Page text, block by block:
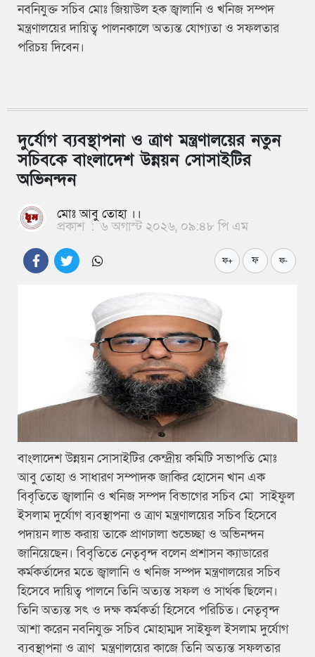
নবনিযুক্ত সচিব মোঃ জিয়াউল হক জ্বালানি ও খনিজ সম্পদ
মন্ত্রণালয়ের দায়িত্ব পালনকালে অত্যন্ত যোগ্যতা ও সফলতার
পরিচয় দিবেন।
দুর্যোগ ব্যবস্থাপনা ও ত্রাণ মন্ত্রণালয়ের নতুন
সচিবকে বাংলাদেশ উন্নয়ন সোসাইটির
অভিনন্দন
মোঃ আবু তোহা ।।
প্রকাশ : ৬ অগাস্ট ২০২৬, ০৯:৪৮ পি এম
ফ+ ফ ফ-
বাংলাদেশ উন্নয়ন সোসাইটির কেন্দ্রীয় কমিটি সভাপতি মোঃ
আবু তোহা ও সাধারণ সম্পাদক জাকির হোসেন খান এক
বিবৃতিতে জ্বালানি ও খনিজ সম্পদ বিভাগের সচিব মো সাইফুল
ইসলাম দুর্যোগ ব্যবস্থাপনা ও ত্রাণ মন্ত্রণালয়ের সচিব হিসেবে
পদায়ন লাভ করায় তাকে প্রাণঢালা শুভেচ্ছা ও অভিনন্দন
জানিয়েছেন। বিবৃতিতে নেতৃবৃন্দ বলেন প্রশাসন ক্যাডারের
কর্মকর্তাদের মতে জ্বালানি ও খনিজ সম্পদ মন্ত্রণালয়ের সচিব
হিসেবে দায়িত্ব পালনে তিনি অত্যন্ত সফল ও সার্থক ছিলেন।
তিনি অত্যন্ত সৎ ও দক্ষ কর্মকর্তা হিসেবে পরিচিত। নেতৃবৃন্দ
আশা করেন নবনিযুক্ত সচিব মোহাম্মদ সাইফুল ইসলাম দুর্যোগ
ব্যবস্থাপনা ও ত্রাণ মন্ত্রণালয়ের কাজে তিনি অত্যন্ত সফলতার